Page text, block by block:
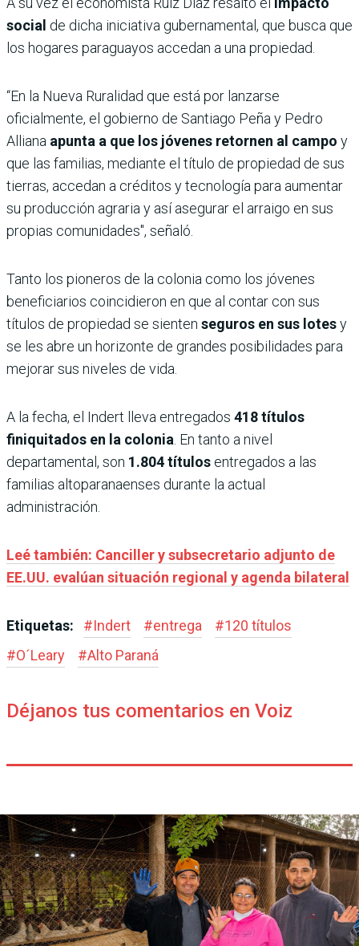
social de dicha iniciativa gubernamental, que busca que
los hogares paraguayos accedan a una propiedad.
“En la Nueva Ruralidad que está por lanzarse
oficialmente, el gobierno de Santiago Peña y Pedro
Alliana apunta a que los jóvenes retornen al campo y
que las familias, mediante el título de propiedad de sus
tierras, accedan a créditos y tecnología para aumentar
su producción agraria y así asegurar el arraigo en sus
propias comunidades", señaló.
Tanto los pioneros de la colonia como los jóvenes
beneficiarios coincidieron en que al contar con sus
títulos de propiedad se sienten seguros en sus lotesy
se les abre un horizonte de grandes posibilidades para
mejorar sus niveles de vida.
A la fecha, el Indert lleva entregados 418 títulos
finiquitados en la colonia . En tanto a nivel
departamental, son 1.804 títulos entregados a las
familias altoparanaenses durante la actual
administración.
Leé también: Canciller y subsecretario adjunto de
EE.UU. evalúan situación regional y agenda bilateral
Etiquetas: #Indert #entrega #120 títulos
#O´Leary #Alto Paraná
Déjanos tus comentarios en Voiz